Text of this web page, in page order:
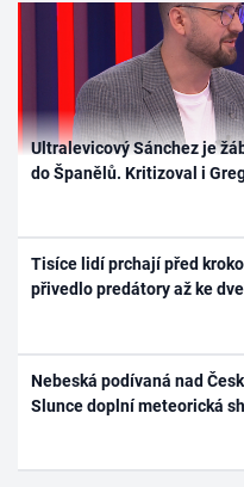
Ultralevicový Sánchez je
do Španělů. Kritizoval i
Tisíce lidí prchají před
přivedlo predátory až ke
Nebeská podívaná nad
Slunce doplní meteorická